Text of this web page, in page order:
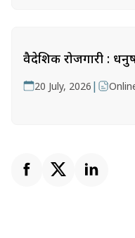
वैदेशिक रोजगारी :
20 July, 2026 |